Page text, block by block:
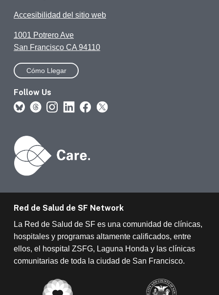
Accesibilidad del sitio web
1001 Potrero Ave
San Francisco CA 94110
Cómo Llegar
Follow Us
Red de Salud de SF Network
La Red de Salud de SF es una comunidad de clínicas,
hospitales y programas altamente calificados, entre
ellos, el hospital ZSFG, Laguna Honda y las clínicas
comunitarias de toda la ciudad de San Francisco.